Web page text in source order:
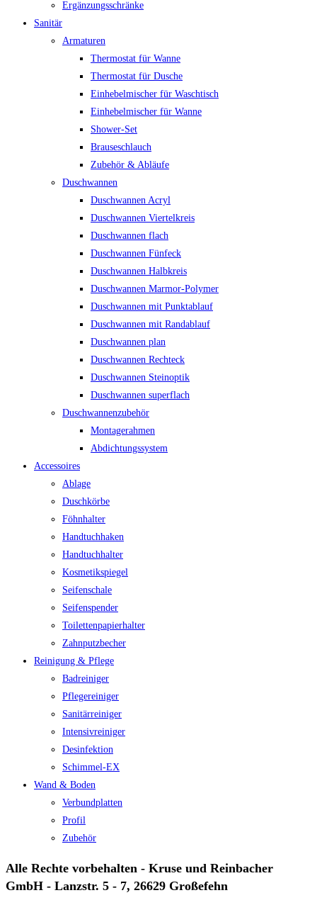
Ergänzungsschränke
Sanitär
Armaturen
Thermostat für Wanne
Thermostat für Dusche
Einhebelmischer für Waschtisch
Einhebelmischer für Wanne
Shower-Set
Brauseschlauch
Zubehör & Abläufe
Duschwannen
Duschwannen Acryl
Duschwannen Viertelkreis
Duschwannen flach
Duschwannen Fünfeck
Duschwannen Halbkreis
Duschwannen Marmor-Polymer
Duschwannen mit Punktablauf
Duschwannen mit Randablauf
Duschwannen plan
Duschwannen Rechteck
Duschwannen Steinoptik
Duschwannen superflach
Duschwannenzubehör
Montagerahmen
Abdichtungssystem
Accessoires
Ablage
Duschkörbe
Föhnhalter
Handtuchhaken
Handtuchhalter
Kosmetikspiegel
Seifenschale
Seifenspender
Toilettenpapierhalter
Zahnputzbecher
Reinigung & Pflege
Badreiniger
Pflegereiniger
Sanitärreiniger
Intensivreiniger
Desinfektion
Schimmel-EX
Wand & Boden
Verbundplatten
Profil
Zubehör
Alle Rechte vorbehalten - Kruse und Reinbacher
GmbH - Lanzstr. 5 - 7, 26629 Großefehn